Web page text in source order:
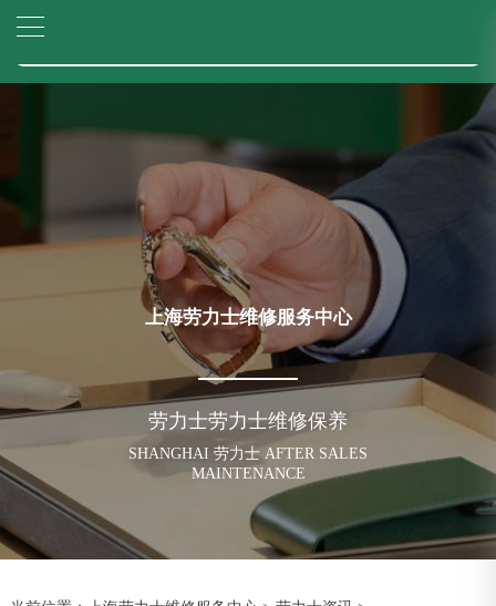
上海市徐汇区虹桥路3号港汇中心写字楼2座37层3705室（需提前预约）
节假日正常营业！
上海劳力士维修服务中心
劳力士劳力士维修保养
SHANGHAI 劳力士 AFTER SALES
MAINTENANCE